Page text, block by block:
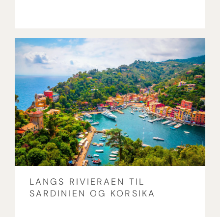
LANGS RIVIERAEN TIL
SARDINIEN OG KORSIKA